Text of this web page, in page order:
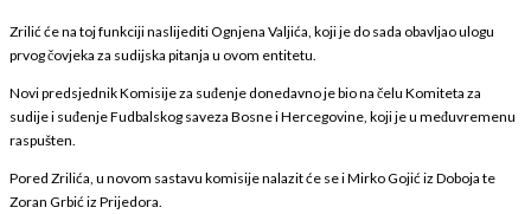
Zrilić će na toj funkciji naslijediti Ognjena Valjića, koji je do sada obavljao ulogu
prvog čovjeka za sudijska pitanja u ovom entitetu.
Novi predsjednik Komisije za suđenje donedavno je bio na čelu Komiteta za
sudije i suđenje Fudbalskog saveza Bosne i Hercegovine, koji je u međuvremenu
raspušten.
Pored Zrilića, u novom sastavu komisije nalazit će se i Mirko Gojić iz Doboja te
Zoran Grbić iz Prijedora.